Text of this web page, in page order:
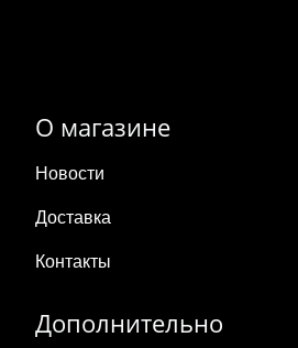
О магазине
Новости
Доставка
Контакты
Дополнительно